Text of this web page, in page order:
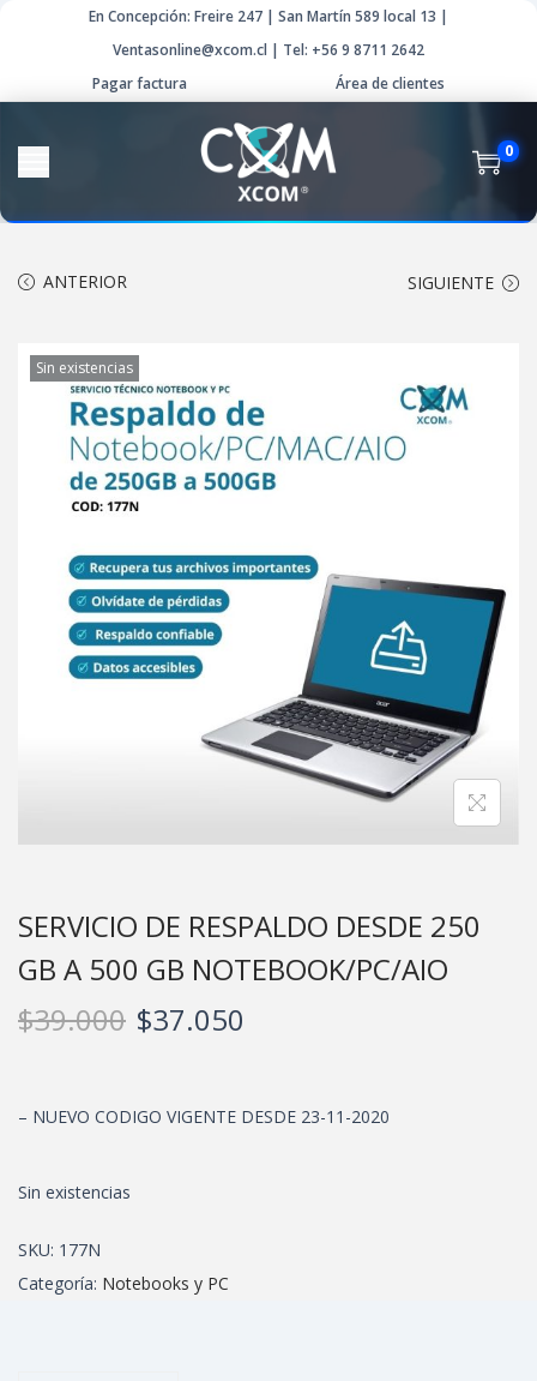
En Concepción: Freire 247 | San Martín 589 local 13 |
Ventasonline@xcom.cl | Tel: +56 9 8711 2642
Pagar factura
Área de clientes
0
ANTERIOR SIGUIENTE
Sin existencias
SERVICIO DE RESPALDO DESDE 250
GB A 500 GB NOTEBOOK/PC/AIO
$39.000 $37.050
– NUEVO CODIGO VIGENTE DESDE 23-11-2020
Sin existencias
SKU: 177N
Categoría: Notebooks y PC